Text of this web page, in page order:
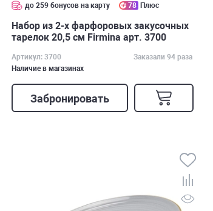
до 259 бонусов на карту 78 Плюс
Набор из 2-х фарфоровых закусочных
тарелок 20,5 см Firmina арт. 3700
Артикул: 3700
Заказали 94 раза
Наличие в магазинах
Забронировать